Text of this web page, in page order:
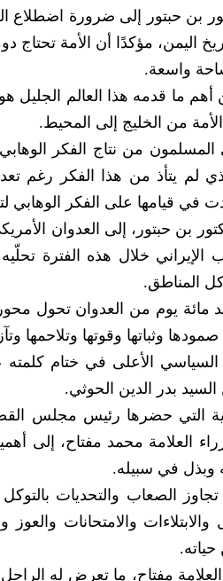
بن حبتور إلى ضرورة اضطلاع
اليمن، مؤكدًا أن الأمة تحتاج
واسعة.
ما قدمه هذا العالم الجليل
من الخليج إلى المحيط.
المسلمون من نتاج الفكر
لم يتأذ من هذا الفكر رغم
في قيامها على الفكر الوهابي
بن حبتور، إلى العدوان
الإيراني خلال هذه الفترة
المناطق.
مائة يوم من العدوان تحول
صمودها وثباتها وقوتها
الأعلى في ختام كلمته
السيد بدر الدين الحوثي.
التي حضرها رئيس مجلس
العلامة محمد مفتاح، إلى
وبذل في سبيله.
الصعاب والتحديات بالتوكل
والابتلاءات والامتحانات
مفتاح، ما تعرض له